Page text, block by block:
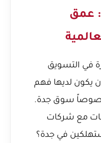
عمق
في التسويق
يكون لديها فهم
سوق جدة.
مع شركات
في جدة؟